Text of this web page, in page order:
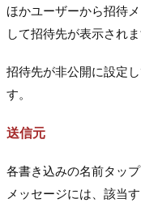
ほかユーザーから招待
して招待先が表示されま
招待先が非公開に設定
す。
送信元
各書き込みの名前タッ
メッセージには、該当